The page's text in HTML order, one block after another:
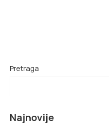
Pretraga
Najnovije